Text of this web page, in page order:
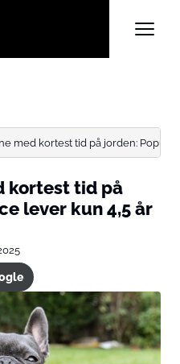
med kortest tid på jorden:
kortest tid på
lever kun 4,5 år